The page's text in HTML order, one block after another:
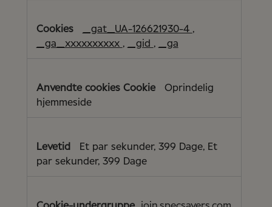
_gat_UA-126621930-4 ,
_ga_xxxxxxxxxx , _gid , _ga
Oprindelig
hjemmeside
Et par sekunder, 399 Dage, Et
par sekunder, 399 Dage